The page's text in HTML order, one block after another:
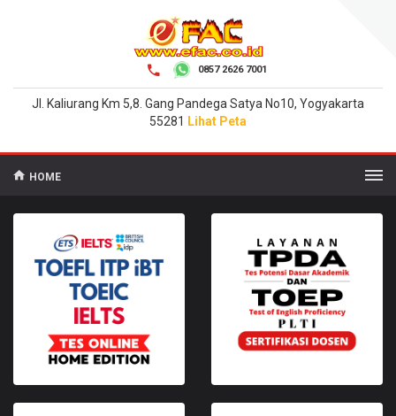
0857 2626 7001
Jl. Kaliurang Km 5,8. Gang Pandega Satya No10, Yogyakarta
55281 Lihat Peta
HOME
TOEFL ITP iBT - TOEIC -
TPDA - TOEP PLTI